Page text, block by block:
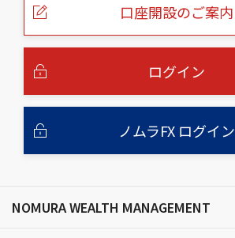
口座開設のご案内
ログイン
ノムラFX ログイン
NOMURA WEALTH MANAGEMENT